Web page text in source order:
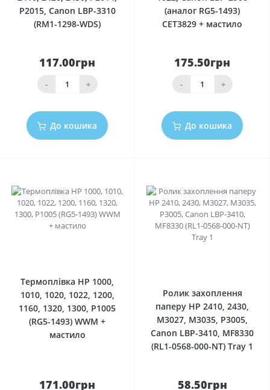
P2015, Canon LBP-3310
(RM1-1298-WDS)
117.00грн
- +
До кошика
(аналог RG5-1493)
CET3829 + мастило
175.50грн
- +
До кошика
Термоплівка HP 1000,
1010, 1020, 1022, 1200,
1160, 1320, 1300, P1005
(RG5-1493) WWM +
мастило
171.00грн
Ролик захоплення
паперу HP 2410, 2430,
M3027, M3035, P3005,
Canon LBP-3410, MF8330
(RL1-0568-000-NT) Tray 1
58.50грн